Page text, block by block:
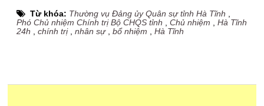
Từ khóa: Thường vụ Đảng ủy Quân sự tỉnh Hà Tĩnh
Phó Chủ nhiệm Chính trị Bộ CHQS tỉnh ,Chủ nhiệm ,Hà Tĩnh
24h ,chính trị,nhân sự,bổ nhiệm ,Hà Tĩnh